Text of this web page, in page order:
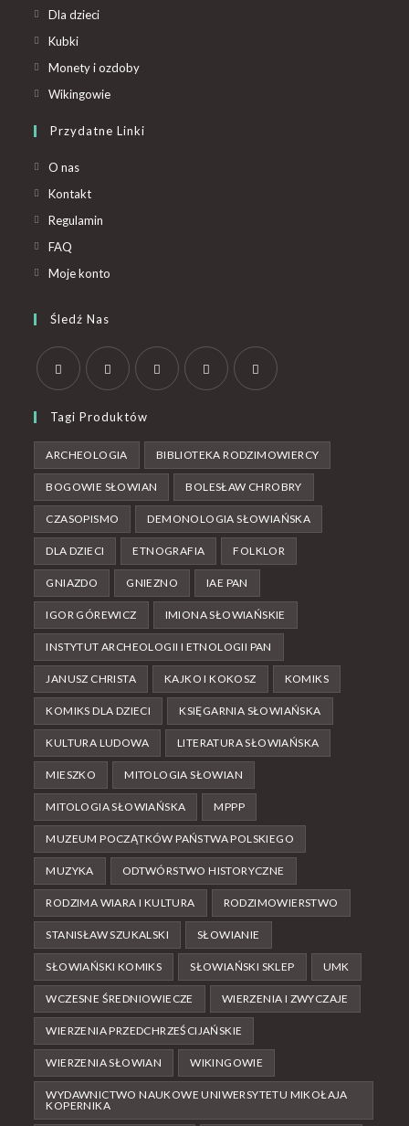
Dla dzieci
Kubki
Monety i ozdoby
Wikingowie
Przydatne Linki
O nas
Kontakt
Regulamin
FAQ
Moje konto
Śledź Nas
Tagi Produktów
ARCHEOLOGIA BIBLIOTEKA RODZIMOWIERCY
BOGOWIE SŁOWIAN BOLESŁAW CHROBRY
CZASOPISMO DEMONOLOGIA SŁOWIAŃSKA
DLA DZIECI ETNOGRAFIA FOLKLOR
GNIAZDO GNIEZNO IAE PAN
IGOR GÓREWICZ IMIONA SŁOWIAŃSKIE
INSTYTUT ARCHEOLOGII I ETNOLOGII PAN
JANUSZ CHRISTA KAJKO I KOKOSZ KOMIKS
KOMIKS DLA DZIECI KSIĘGARNIA SŁOWIAŃSKA
KULTURA LUDOWA LITERATURA SŁOWIAŃSKA
MIESZKO MITOLOGIA SŁOWIAN
MITOLOGIA SŁOWIAŃSKA MPPP
MUZEUM POCZĄTKÓW PAŃSTWA POLSKIEGO
MUZYKA ODTWÓRSTWO HISTORYCZNE
RODZIMA WIARA I KULTURA RODZIMOWIERSTWO
STANISŁAW SZUKALSKI SŁOWIANIE
SŁOWIAŃSKI KOMIKS SŁOWIAŃSKI SKLEP UMK
WCZESNE ŚREDNIOWIECZE WIERZENIA I ZWYCZAJE
WIERZENIA PRZEDCHRZEŚCIJAŃSKIE
WIERZENIA SŁOWIAN WIKINGOWIE
WYDAWNICTWO NAUKOWE UNIWERSYTETU MIKOŁAJA
KOPERNIKA